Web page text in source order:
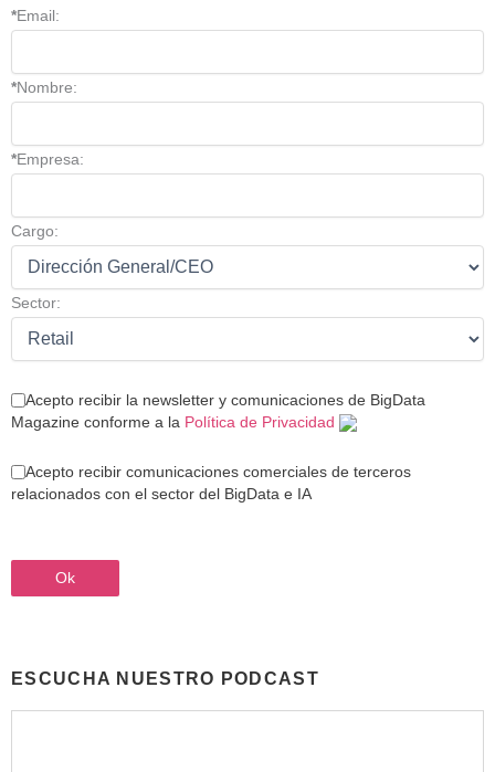
*Email:
*Nombre:
*Empresa:
Cargo:
Sector:
Acepto recibir la newsletter y comunicaciones de BigData
Magazine conforme a la Política de Privacidad
Acepto recibir comunicaciones comerciales de terceros
relacionados con el sector del BigData e IA
ESCUCHA NUESTRO PODCAST